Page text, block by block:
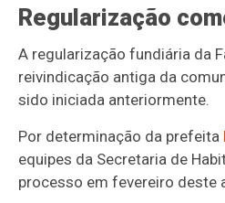
Regularização
A regularização fundiária da
reivindicação antiga da
sido iniciada anteriormente.
Por determinação da prefeita
equipes da Secretaria de
processo em fevereiro deste